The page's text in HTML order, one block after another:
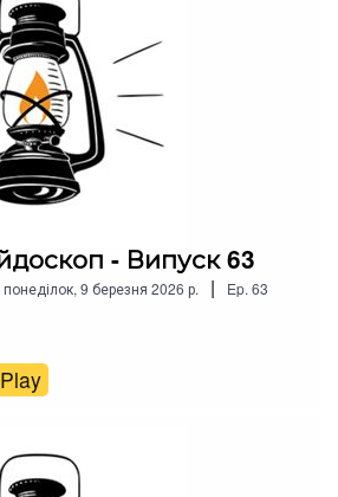
- Випуск 63
понеділок, 9 березня 2026 р. | Ep. 63
Play